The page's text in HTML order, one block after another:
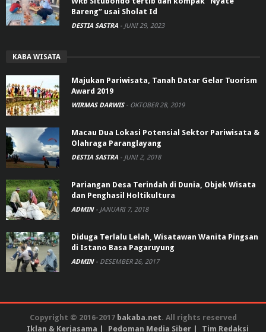
Bareng” usai Sholat Id
DESTIA SASTRA - JUNI 29, 2023
KABA WISATA
Majukan Pariwisata, Tanah Datar Gelar Tuorism
Award 2019
WIRMAS DARWIS - OKTOBER 28, 2019
Macau Dua Lokasi Potensial Sektor Pariwisata &
Olahraga Paranglayang
DESTIA SASTRA - JUNI 2, 2018
Pariangan Desa Terindah di Dunia, Objek Wisata
dan Penghasil Holtikultura
ADMIN - JANUARI 7, 2018
Diduga Terlalu Lelah, Wisatawan Wanita Pingsan
di Istano Basa Pagaruyung
ADMIN - DESEMBER 26, 2017
Copyright © 2016-2017 bakaba.net. All rights reserved
Iklan & Kerjasama
Pedoman Media Siber Tim Redaksi